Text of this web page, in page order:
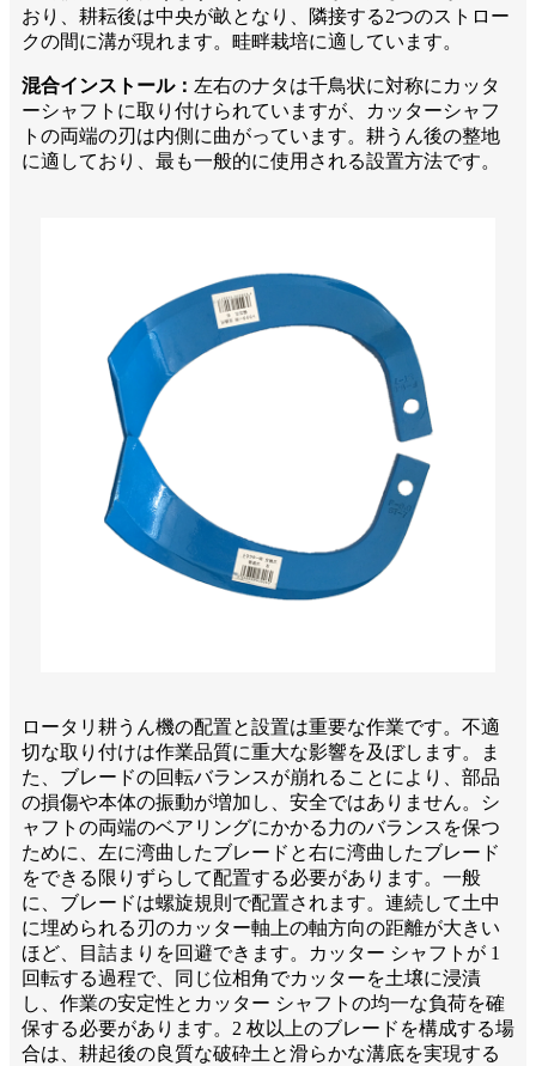
おり、耕耘後は中央が畝となり、隣接する2つのストロー
クの間に溝が現れます。畦畔栽培に適しています。
混合インストール： 左右のナタは千鳥状に対称にカッタ
ーシャフトに取り付けられていますが、カッターシャフ
トの両端の刃は内側に曲がっています。耕うん後の整地
に適しており、最も一般的に使用される設置方法です。
ロータリ耕うん機の配置と設置は重要な作業です。不適
切な取り付けは作業品質に重大な影響を及ぼします。ま
た、ブレードの回転バランスが崩れることにより、部品
の損傷や本体の振動が増加し、安全ではありません。シ
ャフトの両端のベアリングにかかる​​力のバランスを保つ
ために、左に湾曲したブレードと右に湾曲したブレード
をできる限りずらして配置する必要があります。一般
に、ブレードは螺旋規則で配置されます。連続して土中
に埋められる刃のカッター軸上の軸方向の距離が大きい
ほど、目詰まりを回避できます。カッター シャフトが 1
回転する過程で、同じ位相角でカッターを土壌に浸漬
し、作業の安定性とカッター シャフトの均一な負荷を確
保する必要があります。2 枚以上のブレードを構成する場
合は、耕起後の良質な破砕土と滑らかな溝底を実現する